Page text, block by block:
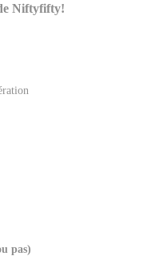
Niftyfifty!
pas)